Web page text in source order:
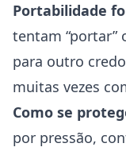
Portabilidade
tentam “portar”
para outro
muitas vezes
Como se
por pressão,